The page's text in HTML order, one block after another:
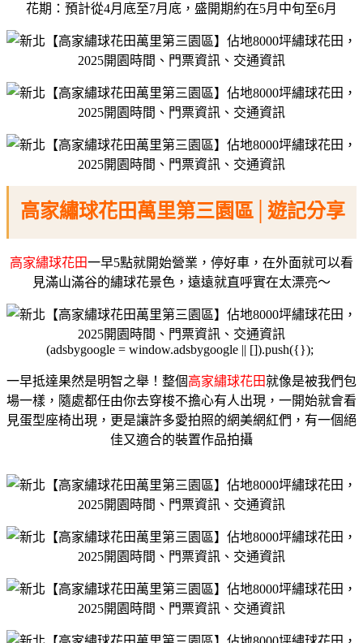
花期：預計從4月底至7月底，盛開期約在5月中旬至6月
高家繡球花田萬里第三園區│遊記分享
高家繡球花田一早5點就開始營業，停好車，在外面就可以看
見滿山滿谷的繡球花景色，遠遠就直呼實在太漂亮～
(adsbygoogle = window.adsbygoogle || []).push({});
一早抵達果然是明智之舉！整個高家繡球花田就像是被我們包
場一樣，隨處都任由你去穿梭不擔心有人出現，一開始就會看
見蛋型座椅出現，更是讓許多愛拍照的網美網紅們，有一個絕
佳又適合的裝置作品拍攝